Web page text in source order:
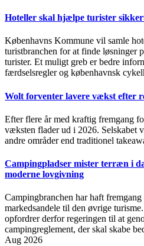
Hoteller skal hjælpe turister
Københavns Kommune vil samle
turistbranchen for at finde løsninger
turister. Et muligt greb er bedre
færdselsregler og københavnsk
Wolt forventer lavere vækst efter
Efter flere år med kraftig fremgang
væksten flader ud i 2026. Selskabet
andre områder end traditionel
Campingpladser mister terræn i
moderne lovgivning
Campingbranchen har haft fremgang
markedsandele til den øvrige
opfordrer derfor regeringen til at
campingreglement, der skal skabe
Aug 2026